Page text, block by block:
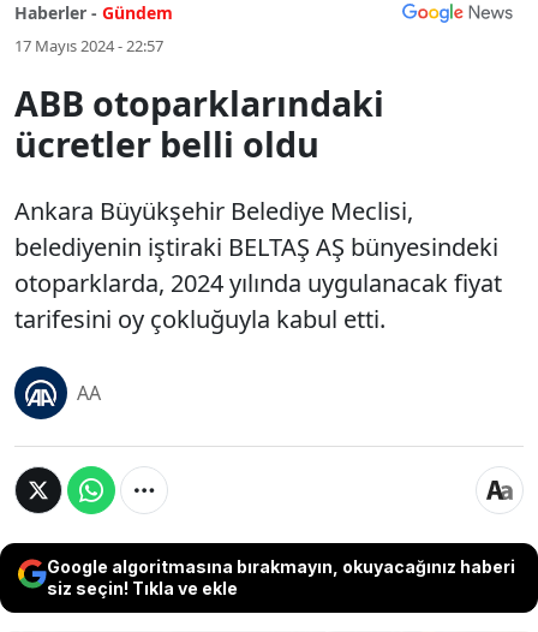
Haberler - Gündem
17 Mayıs 2024 - 22:57
ABB otoparklarındaki
ücretler belli oldu
Ankara Büyükşehir Belediye Meclisi,
belediyenin iştiraki BELTAŞ AŞ bünyesindeki
otoparklarda, 2024 yılında uygulanacak fiyat
tarifesini oy çokluğuyla kabul etti.
AA
Google algoritmasına bırakmayın, okuyacağınız haberi
siz seçin! Tıkla ve ekle